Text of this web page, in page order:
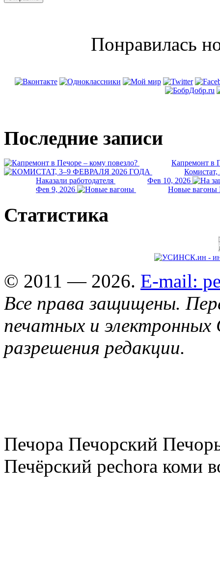
Понравилась
Последние записи
Капремонт в
Комистат,
Наказали работодателя
Фев 10, 2026
Фев 9, 2026
Новые вагоны
Статистика
© 2011 — 2026. E-mail:
Все права защищены.
печатных и
разрешения редакции.
Печора Печорский
Печёрский pechora коми